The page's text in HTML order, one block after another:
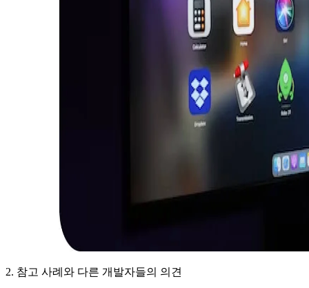
2. 참고 사례와 다른 개발자들의 의견